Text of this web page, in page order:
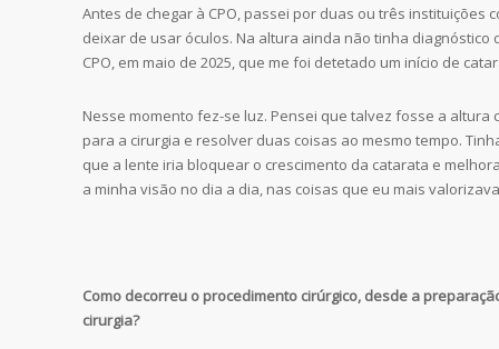
Antes de chegar à CPO, passei por duas ou três instituições
deixar de usar óculos. Na altura ainda não tinha diagnóstico
CPO, em maio de 2025, que me foi detetado um início de
Nesse momento fez-se luz. Pensei que talvez fosse a altura
para a cirurgia e resolver duas coisas ao mesmo tempo.
que a lente iria bloquear o crescimento da catarata e
a minha visão no dia a dia, nas coisas que eu mais
Como decorreu o procedimento cirúrgico, desde a
cirurgia?